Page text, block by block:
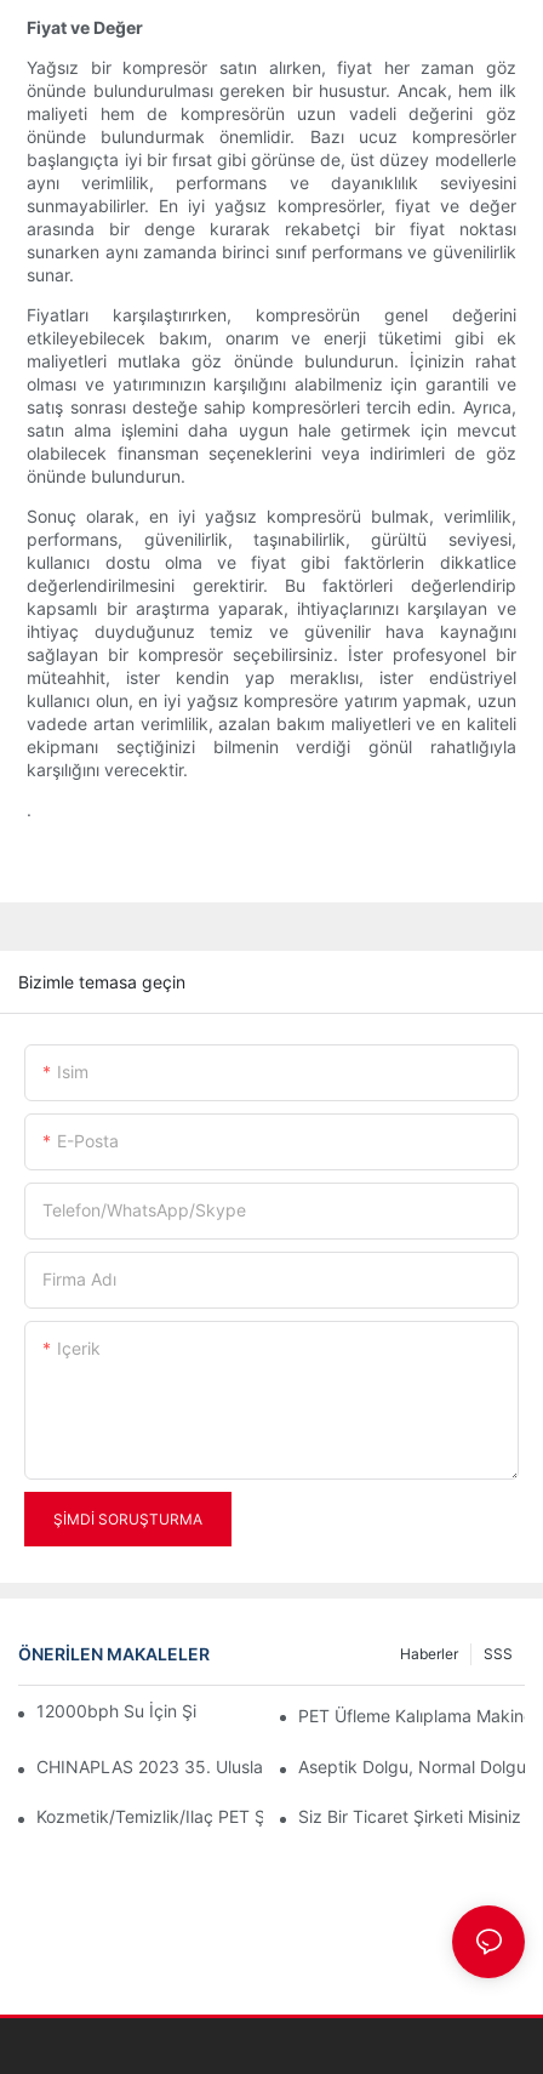
Fiyat ve Değer
Yağsız bir kompresör satın alırken, fiyat her zaman göz
önünde bulundurulması gereken bir husustur. Ancak, hem ilk
maliyeti hem de kompresörün uzun vadeli değerini göz
önünde bulundurmak önemlidir. Bazı ucuz kompresörler
başlangıçta iyi bir fırsat gibi görünse de, üst düzey modellerle
aynı verimlilik, performans ve dayanıklılık seviyesini
sunmayabilirler. En iyi yağsız kompresörler, fiyat ve değer
arasında bir denge kurarak rekabetçi bir fiyat noktası
sunarken aynı zamanda birinci sınıf performans ve güvenilirlik
sunar.
Fiyatları karşılaştırırken, kompresörün genel değerini
etkileyebilecek bakım, onarım ve enerji tüketimi gibi ek
maliyetleri mutlaka göz önünde bulundurun. İçinizin rahat
olması ve yatırımınızın karşılığını alabilmeniz için garantili ve
satış sonrası desteğe sahip kompresörleri tercih edin. Ayrıca,
satın alma işlemini daha uygun hale getirmek için mevcut
olabilecek finansman seçeneklerini veya indirimleri de göz
önünde bulundurun.
Sonuç olarak, en iyi yağsız kompresörü bulmak, verimlilik,
performans, güvenilirlik, taşınabilirlik, gürültü seviyesi,
kullanıcı dostu olma ve fiyat gibi faktörlerin dikkatlice
değerlendirilmesini gerektirir. Bu faktörleri değerlendirip
kapsamlı bir araştırma yaparak, ihtiyaçlarınızı karşılayan ve
ihtiyaç duyduğunuz temiz ve güvenilir hava kaynağını
sağlayan bir kompresör seçebilirsiniz. İster profesyonel bir
müteahhit, ister kendin yap meraklısı, ister endüstriyel
kullanıcı olun, en iyi yağsız kompresöre yatırım yapmak, uzun
vadede artan verimlilik, azalan bakım maliyetleri ve en kaliteli
ekipmanı seçtiğinizi bilmenin verdiği gönül rahatlığıyla
karşılığını verecektir.
.
Bizimle temasa geçin
Isim
E-Posta
Telefon/WhatsApp/Skype
Firma Adı
Içerik
ŞIMDI SORUŞTURMA
ÖNERILEN MAKALELER SSS
Haberler
12000bph Su İçin Şişe Dolum Komple HattıPET Üfleme Kalıplama
CHINAPLAS 2023 35. Uluslararası Plastik Ve Kauçuk Endüstrileri
Aseptik Dolgu, Normal Dolgu,
Kozmetik/temizlik/ilaç PET Şişe Üretim Geliştirme
Siz Bir Ticaret Şirketi Misiniz